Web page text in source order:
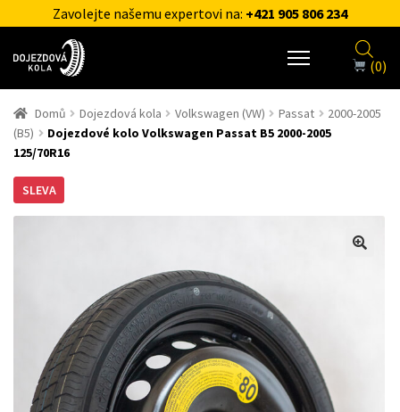
Zavolejte našemu expertovi na: +421 905 806 234
(0)
Domů Dojezdová kola Volkswagen (VW) Passat
2000-2005
(B5)
Dojezdové kolo Volkswagen Passat B5 2000-2005
125/70R16
SLEVA